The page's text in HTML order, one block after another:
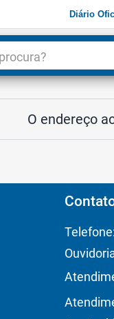
Diário
O endereço